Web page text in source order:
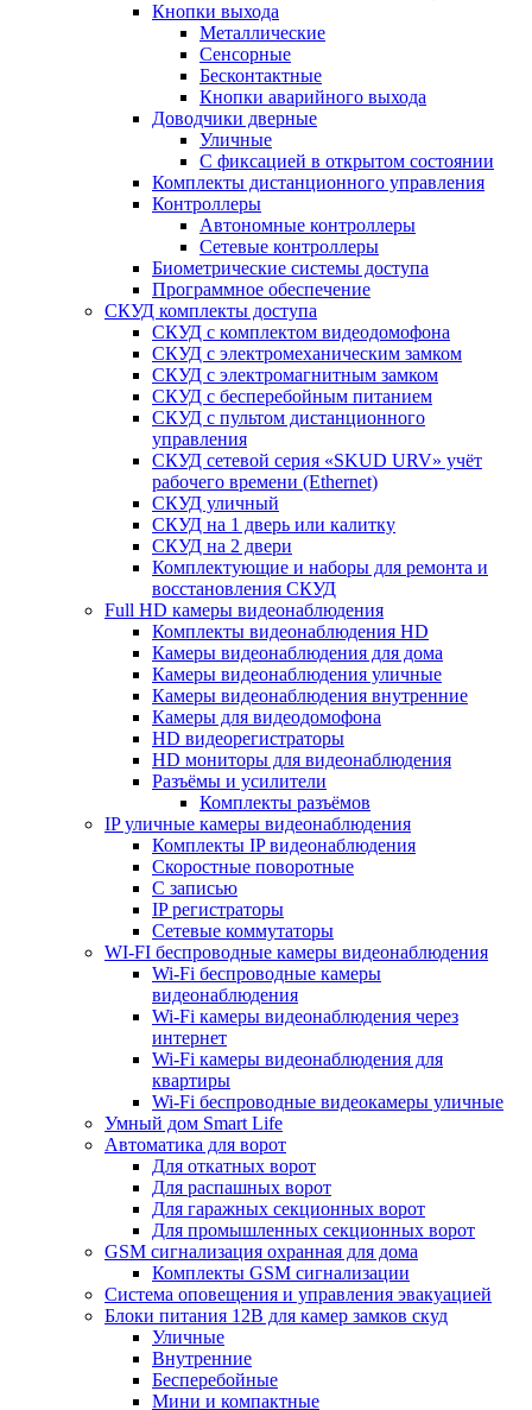
Кнопки выхода
Металлические
Сенсорные
Бесконтактные
Кнопки аварийного выхода
Доводчики дверные
Уличные
С фиксацией в открытом состоянии
Комплекты дистанционного управления
Контроллеры
Автономные контроллеры
Сетевые контроллеры
Биометрические системы доступа
Программное обеспечение
СКУД комплекты доступа
СКУД с комплектом видеодомофона
СКУД с электромеханическим замком
СКУД с электромагнитным замком
СКУД с бесперебойным питанием
СКУД с пультом дистанционного
управления
СКУД сетевой серия «SKUD URV» учёт
рабочего времени (Ethernet)
СКУД уличный
СКУД на 1 дверь или калитку
СКУД на 2 двери
Комплектующие и наборы для ремонта и
восстановления СКУД
Full HD камеры видеонаблюдения
Комплекты видеонаблюдения HD
Камеры видеонаблюдения для дома
Камеры видеонаблюдения уличные
Камеры видеонаблюдения внутренние
Камеры для видеодомофона
HD видеорегистраторы
HD мониторы для видеонаблюдения
Разъёмы и усилители
Комплекты разъёмов
IP уличные камеры видеонаблюдения
Комплекты IP видеонаблюдения
Скоростные поворотные
С записью
IP регистраторы
Сетевые коммутаторы
WI-FI беспроводные камеры видеонаблюдения
Wi-Fi беспроводные камеры
видеонаблюдения
Wi-Fi камеры видеонаблюдения через
интернет
Wi-Fi камеры видеонаблюдения для
квартиры
Wi-Fi беспроводные видеокамеры уличные
Умный дом Smart Life
Автоматика для ворот
Для откатных ворот
Для распашных ворот
Для гаражных секционных ворот
Для промышленных секционных ворот
GSM сигнализация охранная для дома
Комплекты GSM сигнализации
Cистема оповещения и управления эвакуацией
Блоки питания 12В для камер замков скуд
Уличные
Внутренние
Бесперебойные
Мини и компактные